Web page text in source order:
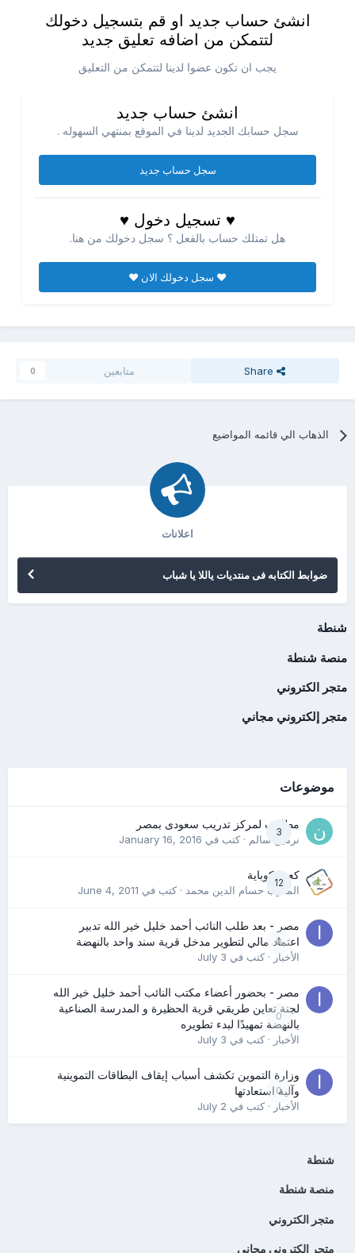
انشئ حساب جديد او قم بتسجيل دخولك
لتتمكن من اضافه تعليق جديد
يجب ان تكون عضوا لدينا لتتمكن من التعليق
انشئ حساب جديد
سجل حسابك الجديد لدينا في الموقع بمنتهي السهوله .
سجل حساب جديد
♥ تسجيل دخول ♥
هل تمتلك حساب بالفعل ؟ سجل دخولك من هنا.
♥ سجل دخولك الان ♥
Share متابعين 0
الذهاب الي قائمه المواضيع
اعلانات
ضوابط الكتابه فى منتديات ياللا يا شباب
شنطة
منصة شنطة
متجر الكتروني
متجر إلكتروني مجاني
موضوعات
3
مطلوب لمركز تدريب سعودى بمصر
نرمين سالم· كتب في January 16, 2016
12
كعب كوباية
المدرب حسام الدين محمد· كتب في June 4, 2011
0
مصر - بعد طلب النائب أحمد خليل خير الله تدبير
اعتماد مالي لتطوير مدخل قرية سند واحد بالنهضة
الأخبار· كتب في July 3
0
مصر - بحضور أعضاء مكتب النائب أحمد خليل خير الله
لجنة تعاين طريقي قرية الحظيرة و المدرسة الصناعية
بالنهضة تمهيدًا لبدء تطويره
الأخبار· كتب في July 3
0
وزارة التموين تكشف أسباب إيقاف البطاقات التموينية
وآلية استعادتها
الأخبار· كتب في July 2
شنطة
منصة شنطة
متجر الكتروني
متجر إلكتروني مجاني